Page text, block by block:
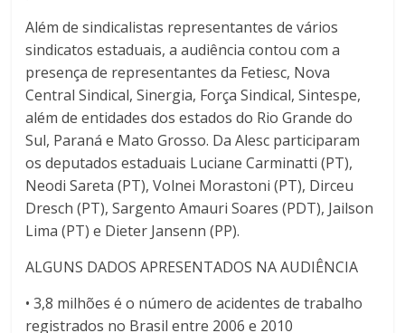
Além de sindicalistas representantes de vários
sindicatos estaduais, a audiência contou com a
presença de representantes da Fetiesc, Nova
Central Sindical, Sinergia, Força Sindical, Sintespe,
além de entidades dos estados do Rio Grande do
Sul, Paraná e Mato Grosso. Da Alesc participaram
os deputados estaduais Luciane Carminatti (PT),
Neodi Sareta (PT), Volnei Morastoni (PT), Dirceu
Dresch (PT), Sargento Amauri Soares (PDT), Jailson
Lima (PT) e Dieter Jansenn (PP).
ALGUNS DADOS APRESENTADOS NA AUDIÊNCIA
• 3,8 milhões é o número de acidentes de trabalho
registrados no Brasil entre 2006 e 2010